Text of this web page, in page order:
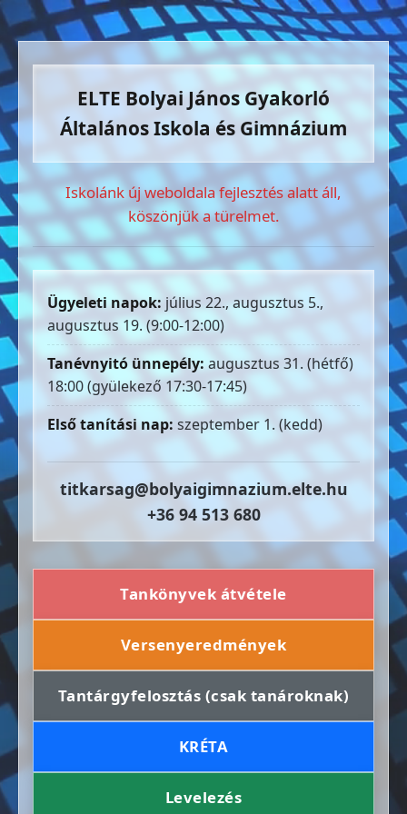
ELTE Bolyai János Gyakorló
Általános Iskola és Gimnázium
Iskolánk új weboldala fejlesztés alatt áll,
köszönjük a türelmet.
Ügyeleti napok: július 22., augusztus 5.,
augusztus 19. (9:00-12:00)
Tanévnyitó ünnepély: augusztus 31. (hétfő)
18:00 (gyülekező 17:30-17:45)
Első tanítási nap: szeptember 1. (kedd)
titkarsag@bolyaigimnazium.elte.hu
+36 94 513 680
Tankönyvek átvétele
Versenyeredmények
Tantárgyfelosztás (csak tanároknak)
KRÉTA
Levelezés